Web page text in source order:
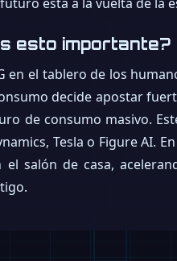
esto importante?
en el tablero de los
decide apostar
de consumo masivo.
Tesla o Figure AI.
salón de casa,